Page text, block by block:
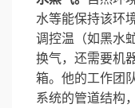
水等能保持该环
调控温（如黑水
换气，还需要机
箱。他的工作团
系统的管道结构